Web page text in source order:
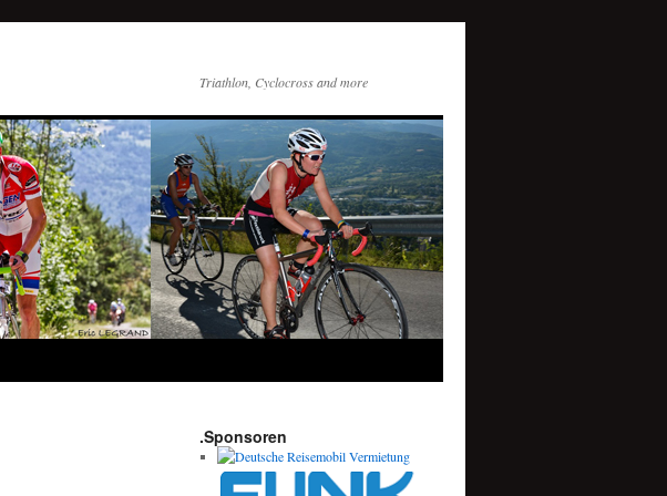
Triathlon, Cyclocross and more
.Sponsoren